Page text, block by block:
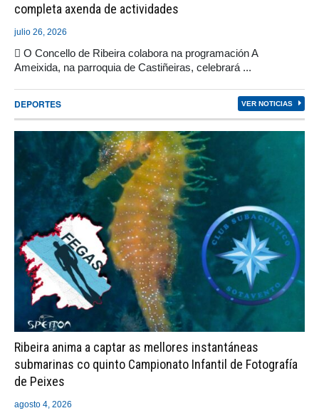
completa axenda de actividades
julio 26, 2026
 O Concello de Ribeira colabora na programación A
Ameixida, na parroquia de Castiñeiras, celebrará ...
DEPORTES VER NOTICIAS
Ribeira anima a captar as mellores instantáneas
submarinas co quinto Campionato Infantil de Fotografía
de Peixes
agosto 4, 2026